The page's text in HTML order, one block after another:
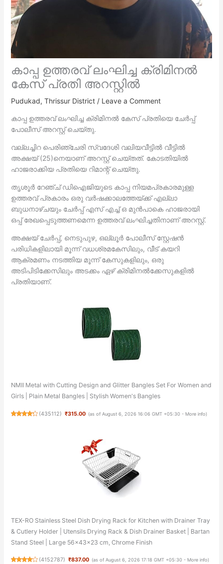
കാപ്പ ഉത്തരവ് ലംഘിച്ച ക്രിമിനൽ
കേസ് പ്രതി അറസ്റ്റിൽ
Pudukad, Thrissur District/ Leave a Comment
കാപ്പ ഉത്തരവ് ലംഘിച്ച ക്രിമിനൽ കേസ് പ്രതിയെ ചേർപ്പ്
പോലീസ് അറസ്റ്റ് ചെയ്തു.
വല്ലച്ചിറ പെരിഞ്ചേരി സ്വദേശി വലിയവീട്ടില്‍ വീട്ടില്‍
അക്ഷയ് (25)നെയാണ് അറസ്റ്റ് ചെയ്തത്. കോടതിയിൽ
ഹാജരാക്കിയ പ്രതിയെ റിമാന്റ് ചെയ്തു.
തൃശൂർ റേഞ്ച് ഡിഐജിയുടെ കാപ്പ നിയമപ്രകാരമുള്ള
ഉത്തരവ് പ്രകാരം ഒരു വർഷക്കാലത്തേയ്ക്ക് എല്ലാ
ബുധനാഴ്ചയും ചേർപ്പ് എസ് എച്ച് ഒ മുൻപാകെ ഹാജരായി
ഒപ്പ് രേഖപ്പെടുത്തണമെന്ന ഉത്തരവ് ലംഘിച്ചതിനാണ് അറസ്റ്റ്.
അക്ഷയ് ചേര്‍പ്പ്, നെടുപുഴ, ഒല്ലൂർ പോലീസ് സ്റ്റേഷൻ
പരിധികളിലായി മൂന്ന് വധശ്രമകേസിലും, വീട് കയറി
ആക്രമണം നടത്തിയ മൂന്ന് കേസുകളിലും, ഒരു
അടിപിടിക്കേസിലും അടക്കം ഏഴ് ക്രിമിനൽക്കേസുകളിൽ
പ്രതിയാണ്.
NMII Metal with Cutting Design and Glitter Bangles Set For Women and
Girls | Plain Metal Bangles | Stylish Women's Bangles
(435112) ₹315.00 (as of August 6, 2026 16:06 GMT +05:30 - More info)
TEX-RO Stainless Steel Dish Drying Rack for Kitchen with Drainer Tray
& Cutlery Holder | Utensils Drying Rack & Dish Drainer Basket | Bartan
Stand Steel | Large 56x43x23 cm, Chrome Finish
(4152787) ₹837.00 (as of August 6, 2026 17:18 GMT +05:30 - More info)